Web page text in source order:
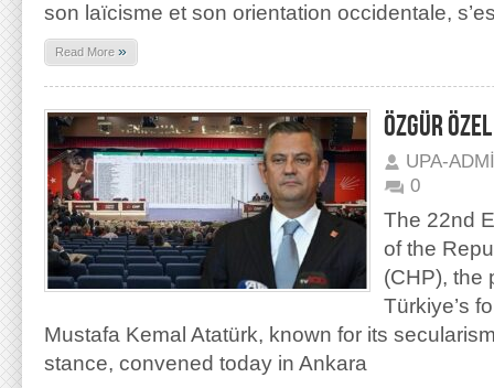
son laïcisme et son orientation occidentale,
Read More »
ÖZGÜR
UPA-
0
The 22nd
of the
(CHP), the
Türkiye’s
Mustafa Kemal Atatürk, known for its
stance, convened today in Ankara